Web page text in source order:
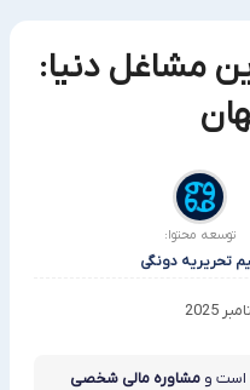
مشاغل دنیا:
توسعه محتوا:
تحریریه دونگی
است و مشاوره مالی شخصی